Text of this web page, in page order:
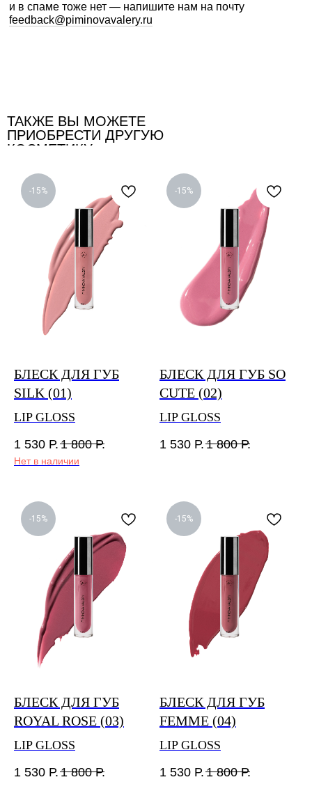
и в спаме тоже нет — напишите нам на почту
feedback@piminovavalery.ru
Доставка оплаченных заказов осуществляется
транспортными компаниями Почта России и СДЭК.
Стоимость и сроки доставки по России рассчитываются
отправлен вам на почту после обработки заказа
и передачи в транспортную компанию.
Бесплатная доставка по России осуществляется
при заказе на сумму свыше 4 000₽.
Сроки сборки и отправки заказов до 5 дней.
Международная доставка Почтой России от 30 дней.
По любым вопросам доставки оплаченных заказов
можно связаться с нами по почте
feedback@piminovavalery.ru
ТАКЖЕ ВЫ МОЖЕТЕ
ПРИОБРЕСТИ ДРУГУЮ
КОСМЕТИКУ:
-15%
БЛЕСК ДЛЯ ГУБ
SILK (01)
LIP GLOSS
1 530 Р. 1 800 Р.
Нет в наличии
-15%
БЛЕСК ДЛЯ ГУБ SO
CUTE (02)
LIP GLOSS
1 530 Р. 1 800 Р.
-15%
БЛЕСК ДЛЯ ГУБ
ROYAL ROSE (03)
LIP GLOSS
1 530 Р. 1 800 Р.
-15%
БЛЕСК ДЛЯ ГУБ
FEMME (04)
LIP GLOSS
1 530 Р. 1 800 Р.